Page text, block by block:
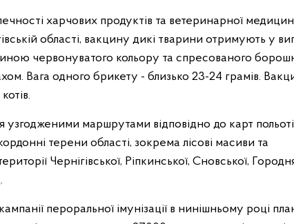
харчових продуктів та ветеринарної
області, вакцину дикі тварини отримують у
червонуватого кольору та спресованого
Вага одного брикету - близько 23-24 грамів.
маршрутами відповідно до карт
терени області, зокрема лісові масиви та
Чернігівської, Ріпкинської, Сновської,
пероральної імунізації в нинішньому році